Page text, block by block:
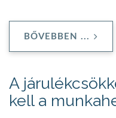
BŐVEBBEN ...
A
kell a